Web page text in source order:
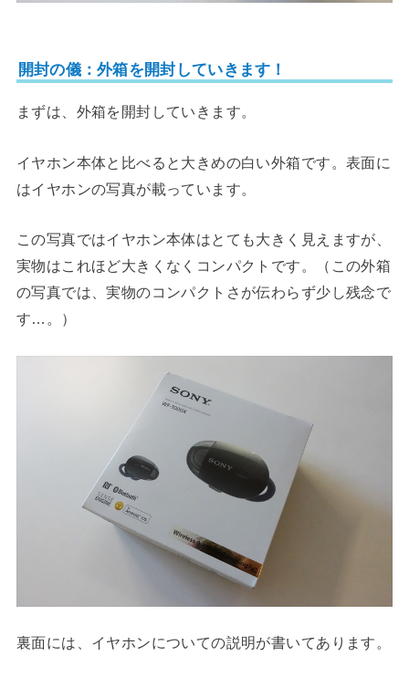
開封の儀：外箱を開封していきます！
まずは、外箱を開封していきます。
イヤホン本体と比べると大きめの白い外箱です。表面に
はイヤホンの写真が載っています。
この写真ではイヤホン本体はとても大きく見えますが、
実物はこれほど大きくなくコンパクトです。（この外箱
の写真では、実物のコンパクトさが伝わらず少し残念で
す…。）
裏面には、イヤホンについての説明が書いてあります。